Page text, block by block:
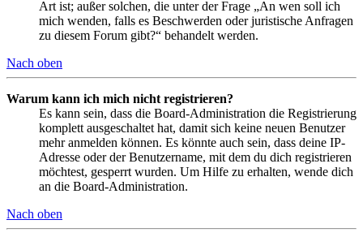
Art ist; außer solchen, die unter der Frage „An wen soll ich
mich wenden, falls es Beschwerden oder juristische Anfragen
zu diesem Forum gibt?“ behandelt werden.
Nach oben
Warum kann ich mich nicht registrieren?
Es kann sein, dass die Board-Administration die Registrierung
komplett ausgeschaltet hat, damit sich keine neuen Benutzer
mehr anmelden können. Es könnte auch sein, dass deine IP-
Adresse oder der Benutzername, mit dem du dich registrieren
möchtest, gesperrt wurden. Um Hilfe zu erhalten, wende dich
an die Board-Administration.
Nach oben